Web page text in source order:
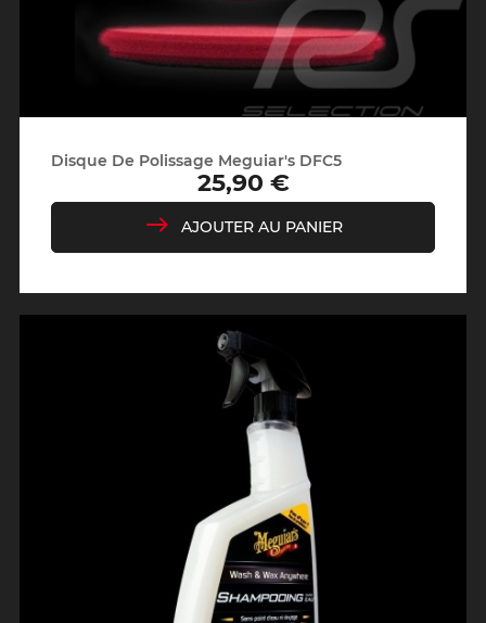
Disque De Polissage Meguiar's DFC5
Prix
25,90 €
AJOUTER AU PANIER